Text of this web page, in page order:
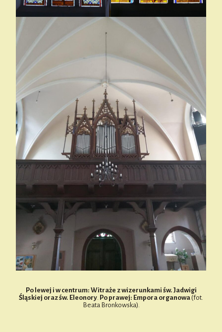
Po lewej i w centrum: Witraże z wizerunkami św. Jadwigi
Śląskiej oraz św. Eleonory Po prawej: Empora organowa(fot.
Beata Bronkowska).